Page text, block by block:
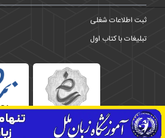
ثبت اطلاعات شغلی
تبلیغات با کتاب اول